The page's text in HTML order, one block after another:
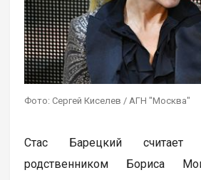
Фото: Сергей Киселев / АГН "Москва"
Стас Барецкий
родственником Бориса